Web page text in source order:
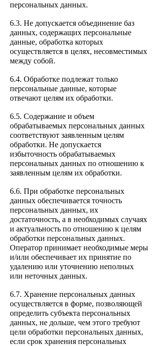
персональных данных.
6.3. Не допускается объединение баз
данных, содержащих персональные
данные, обработка которых
осуществляется в целях, несовместимых
между собой.
6.4. Обработке подлежат только
персональные данные, которые
отвечают целям их обработки.
6.5. Содержание и объем
обрабатываемых персональных данных
соответствуют заявленным целям
обработки. Не допускается
избыточность обрабатываемых
персональных данных по отношению к
заявленным целям их обработки.
6.6. При обработке персональных
данных обеспечивается точность
персональных данных, их
достаточность, а в необходимых случаях
и актуальность по отношению к целям
обработки персональных данных.
Оператор принимает необходимые меры
и/или обеспечивает их принятие по
удалению или уточнению неполных
или неточных данных.
6.7. Хранение персональных данных
осуществляется в форме, позволяющей
определить субъекта персональных
данных, не дольше, чем этого требуют
цели обработки персональных данных,
если срок хранения персональных